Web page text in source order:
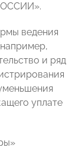
ведения
и ряд
уплате